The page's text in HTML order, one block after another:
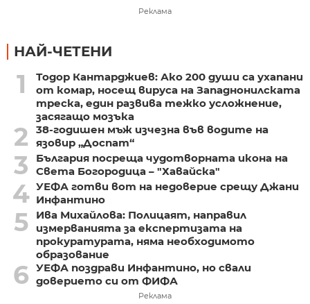
Реклама
НАЙ-ЧЕТЕНИ
1
Тодор Кантарджиев: Ако 200 души са ухапани
от комар, носещ вируса на Западнонилската
треска, един развива тежко усложнение,
засягащо мозъка
2
38-годишен мъж изчезна във водите на
язовир „Доспат“
3
България посреща чудотворната икона на
Света Богородица – "Хавайска"
4 УЕФА готви вот на недоверие срещу Джани
Инфантино
5
Ива Михайлова: Полицаят, направил
измерванията за експертизата на
прокуратурата, няма необходимото
образование
6 УЕФА поздрави Инфантино, но свали
доверието си от ФИФА
Реклама